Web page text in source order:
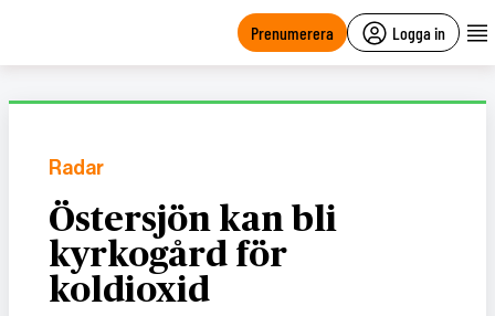
Prenumerera Logga in
Radar
Östersjön kan bli
kyrkogård för
koldioxid